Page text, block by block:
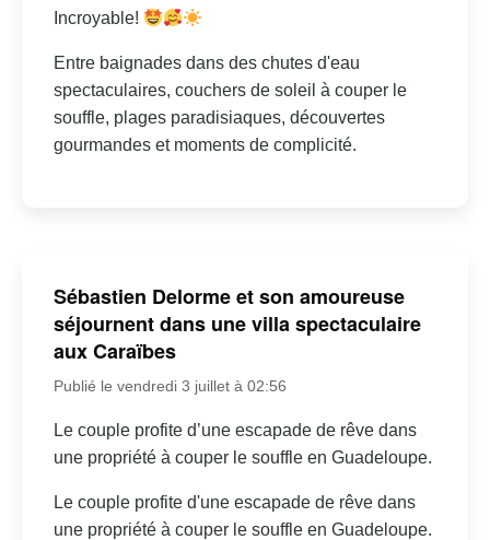
Incroyable!
Entre baignades dans des chutes d'eau
spectaculaires, couchers de soleil à couper le
souffle, plages paradisiaques, découvertes
gourmandes et moments de complicité.
Sébastien Delorme et son amoureuse
séjournent dans une villa spectaculaire
aux Caraïbes
Publié le vendredi 3 juillet à 02:56
Le couple profite d’une escapade de rêve dans
une propriété à couper le souffle en Guadeloupe.
Le couple profite d'une escapade de rêve dans
une propriété à couper le souffle en Guadeloupe.